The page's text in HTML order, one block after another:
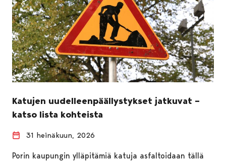
Katujen uudelleenpäällystykset jatkuvat –
katso lista kohteista
31 heinäkuun, 2026
Porin kaupungin ylläpitämiä katuja asfaltoidaan tällä